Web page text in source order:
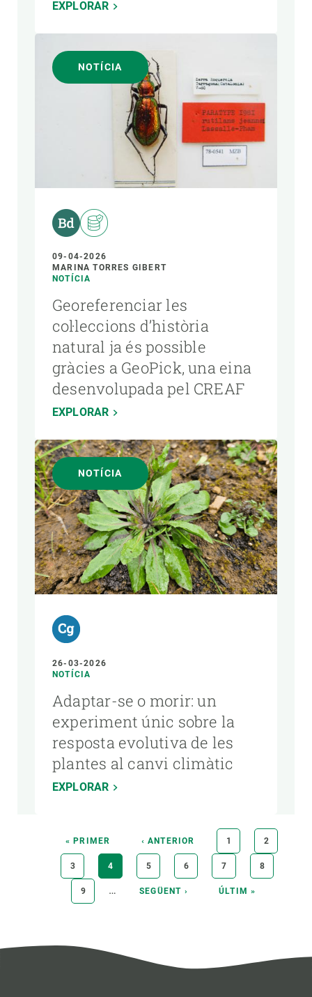
EXPLORAR
NOTÍCIA
09-04-2026
MARINA TORRES GIBERT
NOTÍCIA
Georeferenciar les
col·leccions d’història
natural ja és possible
gràcies a GeoPick, una eina
desenvolupada pel CREAF
EXPLORAR
NOTÍCIA
26-03-2026
NOTÍCIA
Adaptar-se o morir: un
experiment únic sobre la
resposta evolutiva de les
plantes al canvi climàtic
EXPLORAR
PaginacióPRIMERA
PÀGINA
« PRIMER
PÀGINA
ANTERIOR
‹ ANTERIOR PÀGINA
1 PÀGINA
2
PÀGINA
3
PÀGINA
ACTUAL
4 PÀGINA
5 PÀGINA
6 PÀGINA
7 PÀGINA
8
PÀGINA
9 …
PÀGINA
SEGÜENT ›
ÚLTIMA
ÚLTIM »